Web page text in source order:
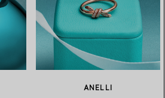
ANELLI